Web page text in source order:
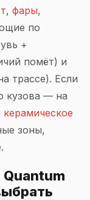
, фары,
по
+
помёт) и
трассе). Если
кузова — на
керамическое
зоны,
Quantum